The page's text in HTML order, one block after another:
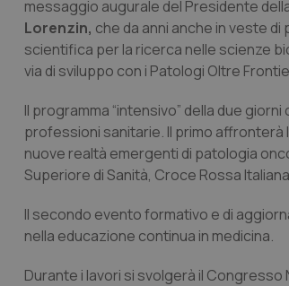
messaggio augurale del Presidente
Lorenzin, che da anni anche in veste
scientifica per la ricerca nelle scienze
via di sviluppo con i Patologi Oltre
Il programma “intensivo” della due
professioni sanitarie. Il primo affronterà
nuove realtà emergenti di patologia
Superiore di Sanità, Croce Rossa
Il secondo evento formativo e di
nella educazione continua in medicina.
Durante i lavori si svolgerà il